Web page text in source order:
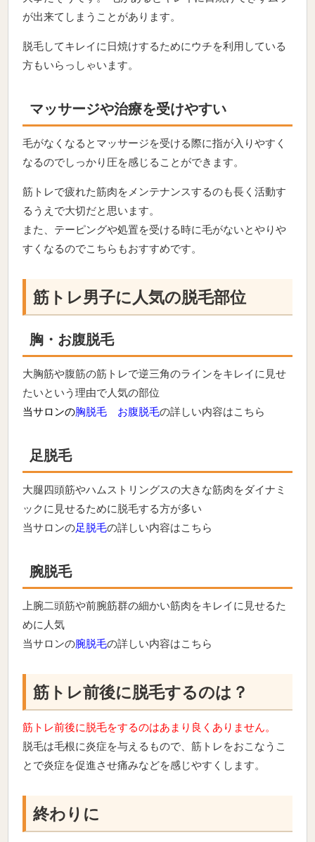
が出来てしまうことがあります。
脱毛してキレイに日焼けするためにウチを利用している
方もいらっしゃいます。
マッサージや治療を受けやすい
毛がなくなるとマッサージを受ける際に指が入りやすく
なるのでしっかり圧を感じることができます。
筋トレで疲れた筋肉をメンテナンスするのも長く活動す
るうえで大切だと思います。
また、テーピングや処置を受ける時に毛がないとやりや
すくなるのでこちらもおすすめです。
筋トレ男子に人気の脱毛部位
胸・お腹脱毛
大胸筋や腹筋の筋トレで逆三角のラインをキレイに見せ
たいという理由で人気の部位
当サロンの胸脱毛 お腹脱毛の詳しい内容はこちら
足脱毛
大腿四頭筋やハムストリングスの大きな筋肉をダイナミ
ックに見せるために脱毛する方が多い
当サロンの足脱毛の詳しい内容はこちら
腕脱毛
上腕二頭筋や前腕筋群の細かい筋肉をキレイに見せるた
めに人気
当サロンの腕脱毛の詳しい内容はこちら
筋トレ前後に脱毛するのは？
筋トレ前後に脱毛をするのはあまり良くありません。
脱毛は毛根に炎症を与えるもので、筋トレをおこなうこ
とで炎症を促進させ痛みなどを感じやすくします。
終わりに